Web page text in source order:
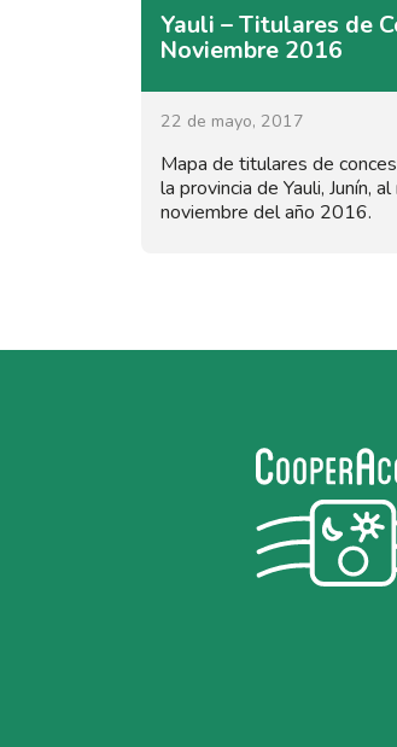
Yauli – Titulares de
Noviembre 2016
22 de mayo, 2017
Mapa de titulares de
la provincia de Yauli, Junín,
noviembre del año 2016.